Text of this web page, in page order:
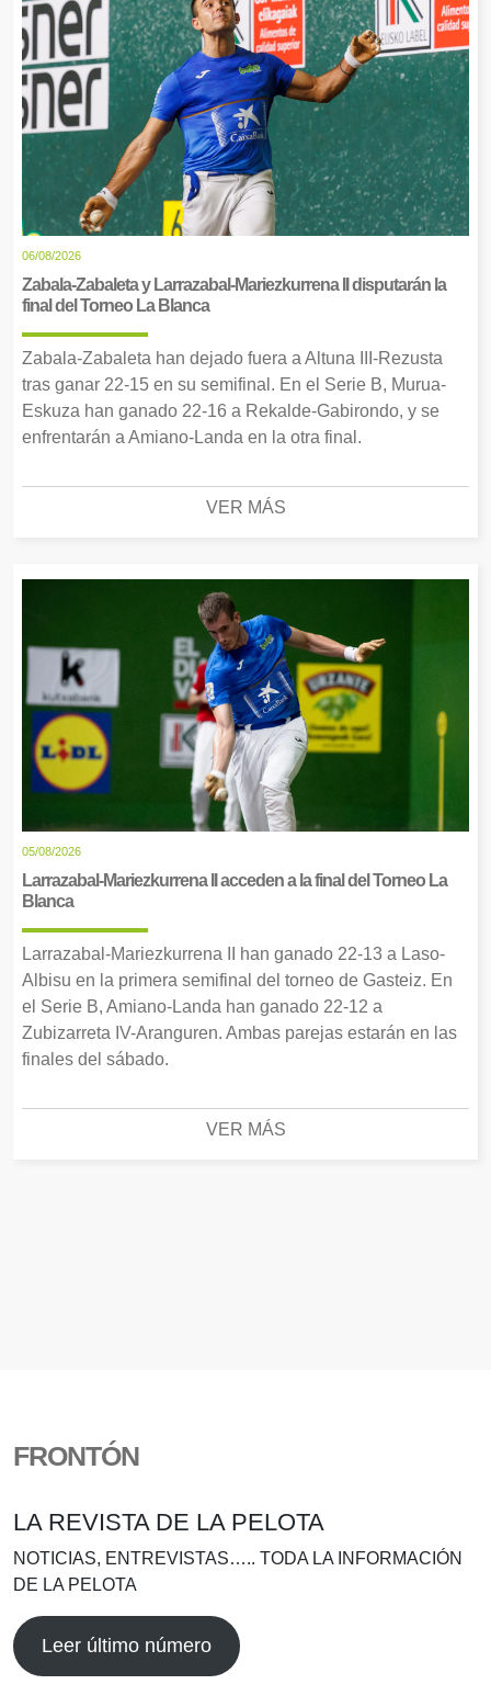
06/08/2026
Zabala-Zabaleta y Larrazabal-Mariezkurrena II disputarán la
final del Torneo La Blanca
Zabala-Zabaleta han dejado fuera a Altuna III-Rezusta
tras ganar 22-15 en su semifinal. En el Serie B, Murua-
Eskuza han ganado 22-16 a Rekalde-Gabirondo, y se
enfrentarán a Amiano-Landa en la otra final.
VER MÁS
05/08/2026
Larrazabal-Mariezkurrena II acceden a la final del Torneo La
Blanca
Larrazabal-Mariezkurrena II han ganado 22-13 a Laso-
Albisu en la primera semifinal del torneo de Gasteiz. En
el Serie B, Amiano-Landa han ganado 22-12 a
Zubizarreta IV-Aranguren. Ambas parejas estarán en las
finales del sábado.
VER MÁS
FRONTÓN
LA REVISTA DE LA PELOTA
NOTICIAS, ENTREVISTAS….. TODA LA INFORMACIÓN
DE LA PELOTA
Leer último número